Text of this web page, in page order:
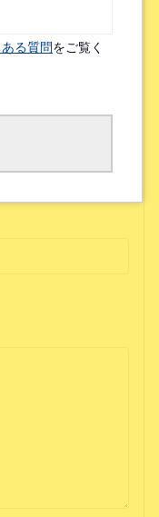
先からの紹介
た
る質問をご覧く